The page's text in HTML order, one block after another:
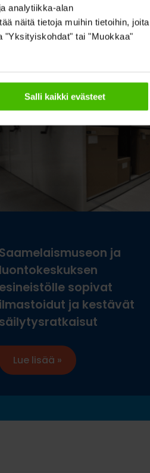
analytiikka-alan
näitä tietoja muihin tietoihin, joita
"Yksityiskohdat" tai "Muokkaa"
Salli kaikki evästeet
Saamelaismuseon ja
luontokeskuksen
esineistölle sopivat
ilmastoidut ja kestävät
säilytysratkaisut
Lue lisää »